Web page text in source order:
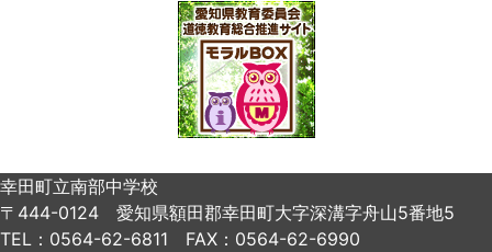
幸田町立南部中学校
〒444-0124 愛知県額田郡幸田町大字深溝字舟山5番地5
TEL：0564-62-6811 FAX：0564-62-6990